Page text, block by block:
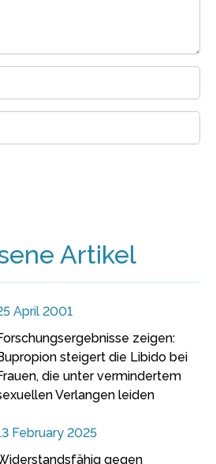
Artikel
April 2001
zeigen:
steigert die Libido bei
die unter vermindertem
Verlangen leiden
February 2025
gegen